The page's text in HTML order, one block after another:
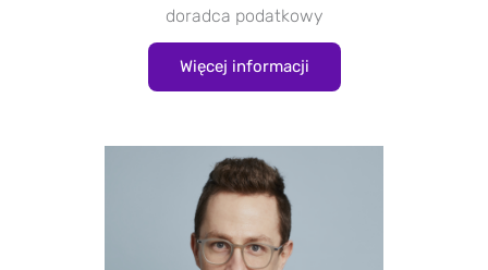
doradca podatkowy
Więcej informacji